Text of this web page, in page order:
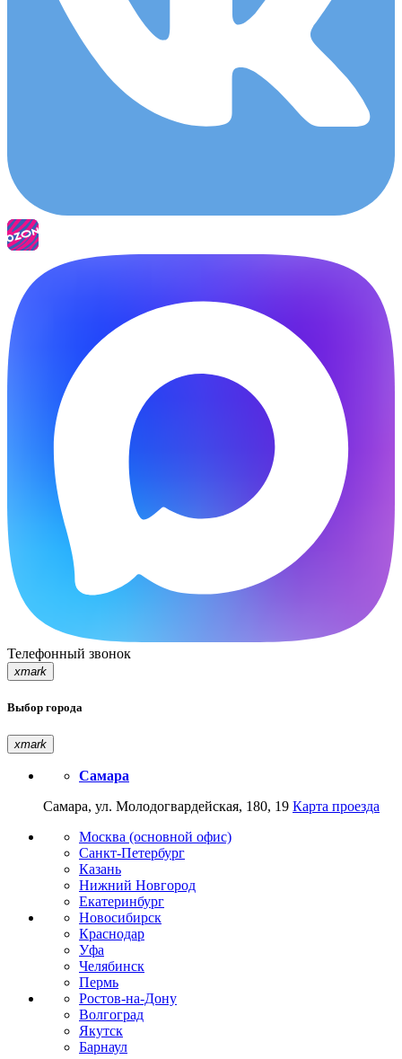
Телефонный звонок
xmark
Выбор города
xmark
Самара
Самара, ул. Молодогвардейская, 180, 19 Карта проезда
Москва (основной офис)
Санкт-Петербург
Казань
Нижний Новгород
Екатеринбург
Новосибирск
Краснодар
Уфа
Челябинск
Пермь
Ростов-на-Дону
Волгоград
Якутск
Барнаул